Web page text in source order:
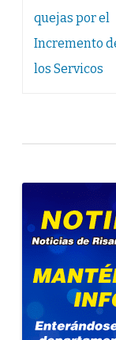
entradas
quejas por el
Incremento
los Servicos